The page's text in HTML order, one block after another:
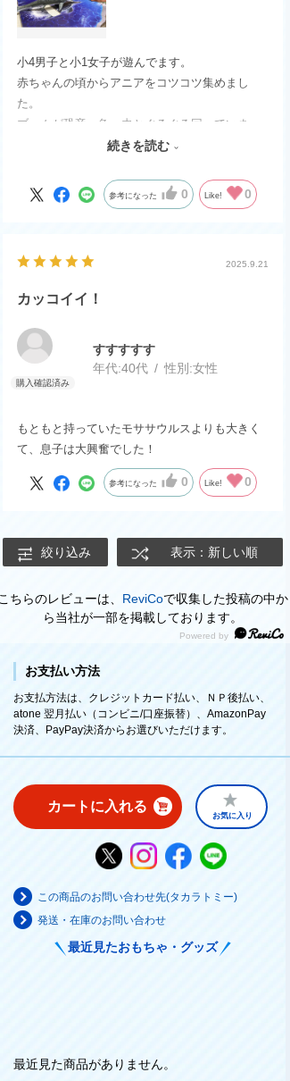
小4男子と小1女子が遊んでます。
赤ちゃんの頃からアニアをコツコツ集めまし
た。
ブームが恐竜→魚→虫とぐるぐる回っていま
図鑑から飛び出したように上手く作られていま
す。アニアは、動かす事が出来るのが良いそう
続きを読む
参考になった 0 Like! 0
2025.9.21
カッコイイ！
すすすすす
年代:40代 性別:女性
もともと持っていたモササウルスよりも大きく
て、息子は大興奮でした！
参考になった 0 Like! 0
絞り込み 表示：新しい順
ちらのレビューは、 ReviCoで収集した投稿の中か
ら当社が一部を掲載しております。
お支払い方法
お支払方法は、クレジットカード払い、ＮＰ後払い、
atone 翌月払い（コンビニ/口座振替）、AmazonPay
決済、PayPay決済からお選びいただけます。
カートに入れる
お気に入り
この商品のお問い合わせ先(タカラトミー)
発送・在庫のお問い合わせ
最近見たおもちゃ・グッズ
最近見た商品がありません。